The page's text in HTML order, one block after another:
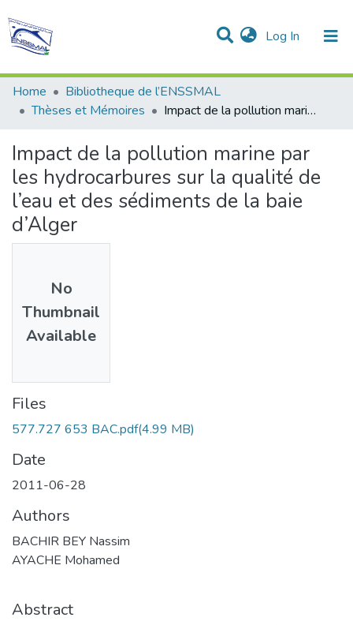
Log In (current)
Statistics
Communities & Collections
All of DSpace
Home
Bibliotheque de l’ENSSMAL
Thèses et Mémoires
Impact de la pollution marine par les hydrocarbures sur la qualité de l’eau et des sédiments de la baie d’Alger
Impact de la pollution marine par
les hydrocarbures sur la qualité de
l’eau et des sédiments de la baie
d’Alger
No
Thumbnail
Available
Files
577.727 653 BAC.pdf(4.99 MB)
Date
2011-06-28
Authors
BACHIR BEY Nassim
AYACHE Mohamed
Abstract